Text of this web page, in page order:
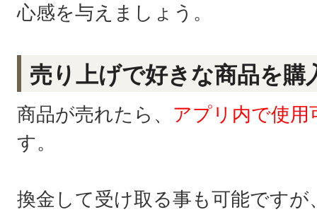
心感を与えましょう。
売り上げで好きな商品を購
商品が売れたら、 アプリ内で使
す。
換金して受け取る事も可能です